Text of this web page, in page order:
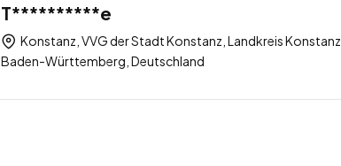
T**********e
Konstanz, VVG der Stadt Konstanz, Landkreis Konstanz,
Baden-Württemberg, Deutschland